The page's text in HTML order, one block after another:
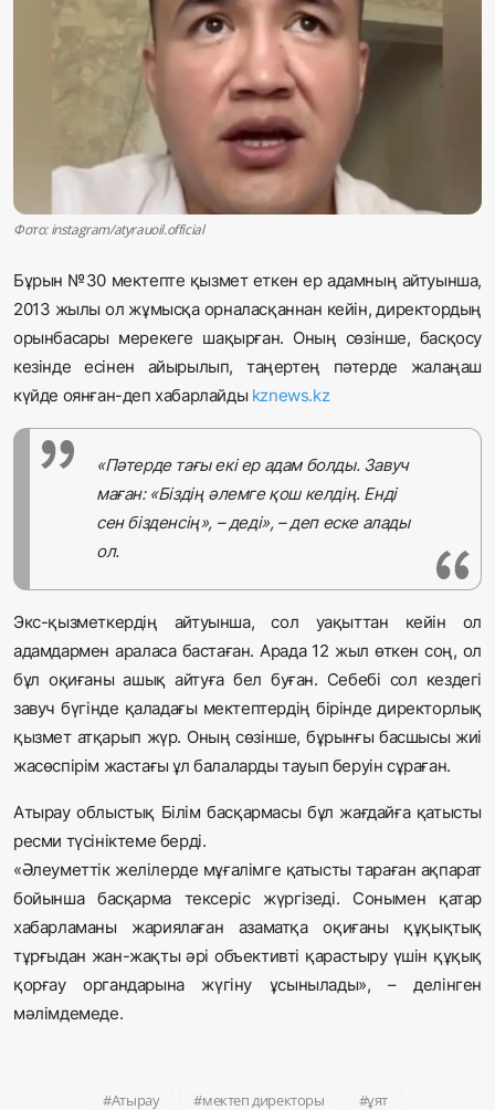
Қоғам
Журналистік зерттеу
Қазақ тілі
Фото: instagram/atyrauoil.official
Бұрын №30 мектепте қызмет еткен ер адамның айтуынша,
2013 жылы ол жұмысқа орналасқаннан кейін, директордың
орынбасары мерекеге шақырған. Оның сөзінше, басқосу
кезінде есінен айырылып, таңертең пәтерде жалаңаш
күйде оянған-деп хабарлайды kznews.kz
«Пәтерде тағы екі ер адам болды. Завуч
маған: «Біздің әлемге қош келдің. Енді
сен бізденсің», – деді», – деп еске алады
ол.
Экс-қызметкердің айтуынша, сол уақыттан кейін ол
адамдармен араласа бастаған. Арада 12 жыл өткен соң, ол
бұл оқиғаны ашық айтуға бел буған. Себебі сол кездегі
завуч бүгінде қаладағы мектептердің бірінде директорлық
қызмет атқарып жүр. Оның сөзінше, бұрынғы басшысы жиі
жасөспірім жастағы ұл балаларды тауып беруін сұраған.
Атырау облыстық Білім басқармасы бұл жағдайға қатысты
ресми түсініктеме берді.
«Әлеуметтік желілерде мұғалімге қатысты тараған ақпарат
бойынша басқарма тексеріс жүргізеді. Сонымен қатар
хабарламаны жариялаған азаматқа оқиғаны құқықтық
тұрғыдан жан-жақты әрі объективті қарастыру үшін құқық
қорғау органдарына жүгіну ұсынылады», – делінген
мәлімдемеде.
Атырау мектеп директоры ұят